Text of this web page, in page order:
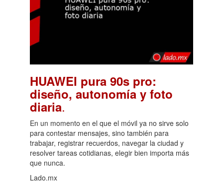
HUAWEI pura 90s pro:
diseño, autonomía y foto
diaria.
En un momento en el que el móvil ya no sirve solo
para contestar mensajes, sino también para
trabajar, registrar recuerdos, navegar la ciudad y
resolver tareas cotidianas, elegir bien importa más
que nunca.
Lado.mx